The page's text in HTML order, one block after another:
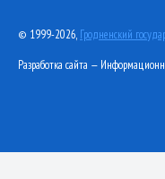
© 1999-2026, Гродненский
Разработка сайта —